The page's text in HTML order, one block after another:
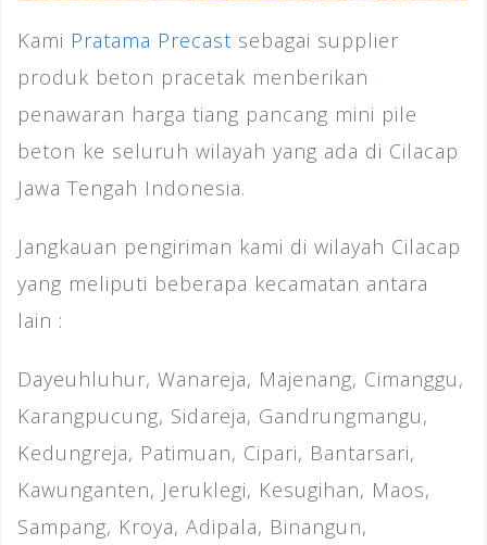
Kami Pratama Precast sebagai supplier
produk beton pracetak menberikan
penawaran harga tiang pancang mini pile
beton ke seluruh wilayah yang ada di Cilacap
Jawa Tengah Indonesia.
Jangkauan pengiriman kami di wilayah Cilacap
yang meliputi beberapa kecamatan antara
lain :
Dayeuhluhur, Wanareja, Majenang, Cimanggu,
Karangpucung, Sidareja, Gandrungmangu,
Kedungreja, Patimuan, Cipari, Bantarsari,
Kawunganten, Jeruklegi, Kesugihan, Maos,
Sampang, Kroya, Adipala, Binangun,